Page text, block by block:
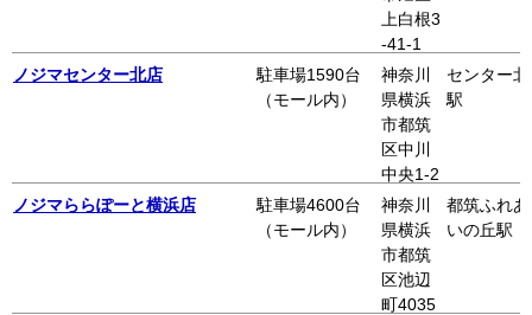
階
上白根3
-41-1
横浜四
季の森
フォレ
オ 3階
ノジマセンター北店
駐車場1590台
（モール内）
神奈川
県横浜
市都筑
区中川
中央1-2
5-1 ノ
ースポ
ート・
モール
内4F
センター北
駅
ノジマららぽーと横浜店
駐車場4600台
（モール内）
神奈川
県横浜
市都筑
区池辺
町4035
都筑ふれあ
いの丘駅